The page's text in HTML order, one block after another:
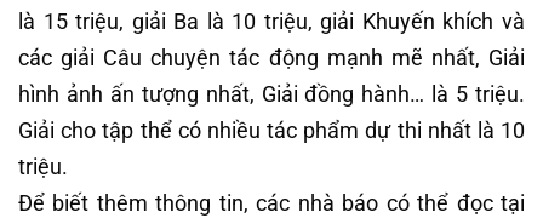
là 15 triệu, giải Ba là 10 triệu, giải Khuyến khích và
các giải Câu chuyện tác động mạnh mẽ nhất, Giải
hình ảnh ấn tượng nhất, Giải đồng hành… là 5 triệu.
Giải cho tập thể có nhiều tác phẩm dự thi nhất là 10
triệu.
Để biết thêm thông tin, các nhà báo có thể đọc tại